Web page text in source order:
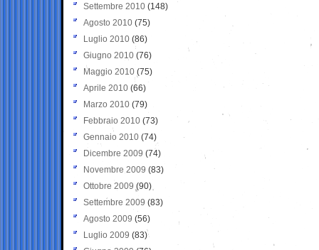
Settembre 2010 (148)
Agosto 2010 (75)
Luglio 2010 (86)
Giugno 2010 (76)
Maggio 2010 (75)
Aprile 2010 (66)
Marzo 2010 (79)
Febbraio 2010 (73)
Gennaio 2010 (74)
Dicembre 2009 (74)
Novembre 2009 (83)
Ottobre 2009 (90)
Settembre 2009 (83)
Agosto 2009 (56)
Luglio 2009 (83)